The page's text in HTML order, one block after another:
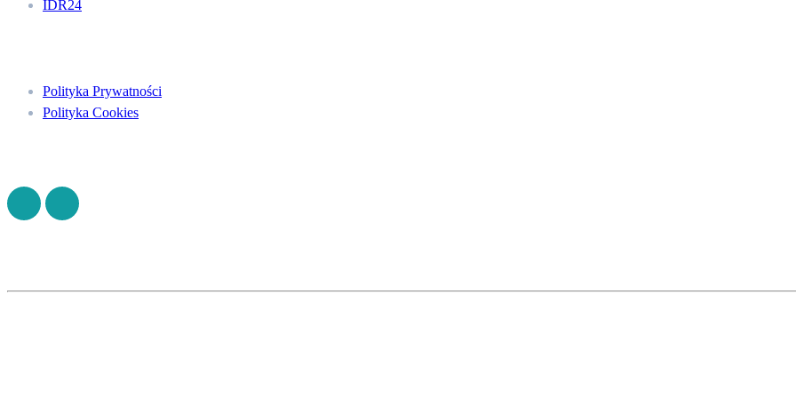
IDR24
Polityka Prywatności
Polityka Cookies